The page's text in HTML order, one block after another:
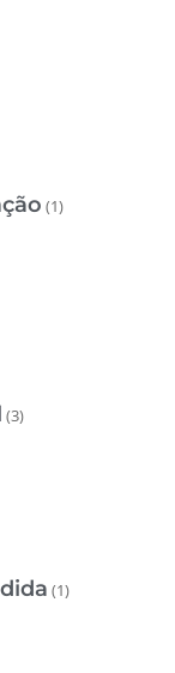
(1)
(3)
(1)